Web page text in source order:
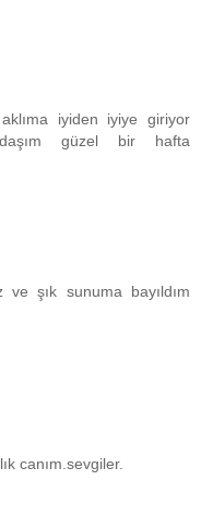
iyiden iyiye giriyor
güzel bir hafta
şık sunuma bayıldım
canım.sevgiler.